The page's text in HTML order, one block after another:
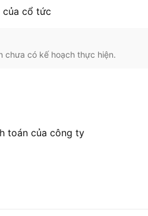
của cổ tức
có kế hoạch thực hiện.
toán của công ty